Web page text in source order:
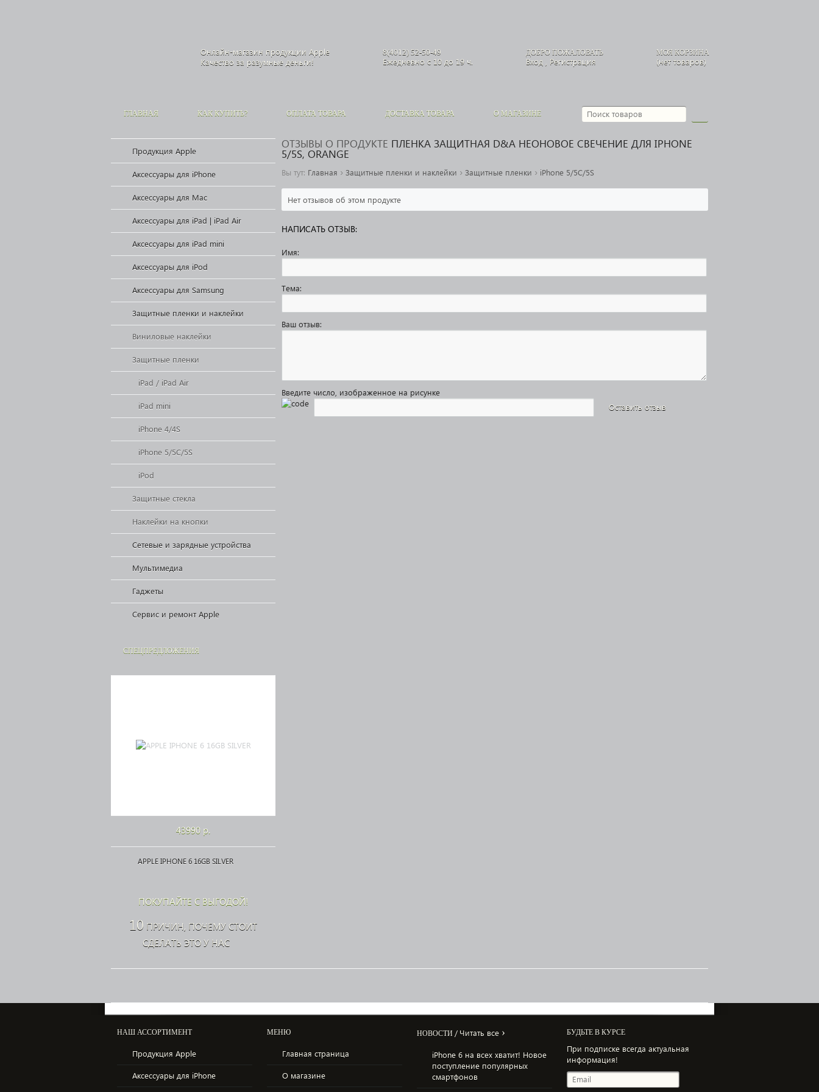
Онлайн-магазин продукции Apple
Качество за разумные деньги!
8(4012) 52-50-49
Ежедневно с 10 до 19 ч.
ДОБРО ПОЖАЛОВАТЬ
Вход Регистрация
МОЯ КОРЗИНА
(нет товаров)
ГЛАВНАЯ КАК КУПИТЬ? ОПЛАТА ТОВАРА ДОСТАВКА ТОВАРА О МАГАЗИНЕ
ОТЗЫВЫ О ПРОДУКТЕ ПЛЕНКА ЗАЩИТНАЯ D&A НЕОНОВОЕ СВЕЧЕНИЕ ДЛЯ IPHONE
5/5S, ORANGE
Вы тут: Главная › Защитные пленки и наклейки › Защитные пленки › iPhone 5/5C/5S
Нет отзывов об этом продукте
НАПИСАТЬ ОТЗЫВ:
Имя:
Тема:
Ваш отзыв:
Введите число, изображенное на рисунке
Продукция Apple
Аксессуары для iPhone
Аксессуары для Mac
Аксессуары для iPad | iPad Air
Аксессуары для iPad mini
Аксессуары для iPod
Аксессуары для Samsung
Защитные пленки и наклейки
Виниловые наклейки
Защитные пленки
iPad / iPad Air
iPad mini
iPhone 4/4S
iPhone 5/5C/5S
iPod
Защитные стекла
Наклейки на кнопки
Сетевые и зарядные устройства
Мультимедиа
Гаджеты
Сервис и ремонт Apple
СПЕЦПРЕДЛОЖЕНИЯ
43990 р.
APPLE IPHONE 6 16GB SILVER
43990 р.
ПОКУПАЙТЕ С ВЫГОДОЙ!
10 ПРИЧИН, ПОЧЕМУ СТОИТ
СДЕЛАТЬ ЭТО У НАС
НАШ АССОРТИМЕНТ
Продукция Apple
Аксессуары для iPhone
МЕНЮ
Главная страница
О магазине
НОВОСТИ / Читать все ›
iPhone 6 на всех хватит! Новое
поступление популярных
смартфонов
БУДЬТЕ В КУРСЕ
При подписке всегда актуальная
информация!